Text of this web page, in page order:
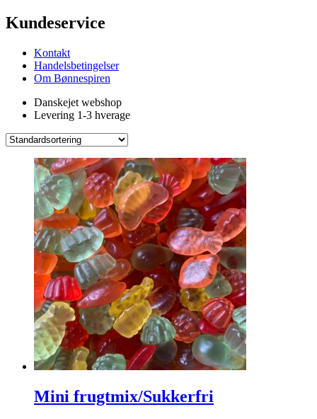
Kundeservice
Kontakt
Handelsbetingelser
Om Bønnespiren
Danskejet webshop
Levering 1-3 hverage
Mini frugtmix/Sukkerfri